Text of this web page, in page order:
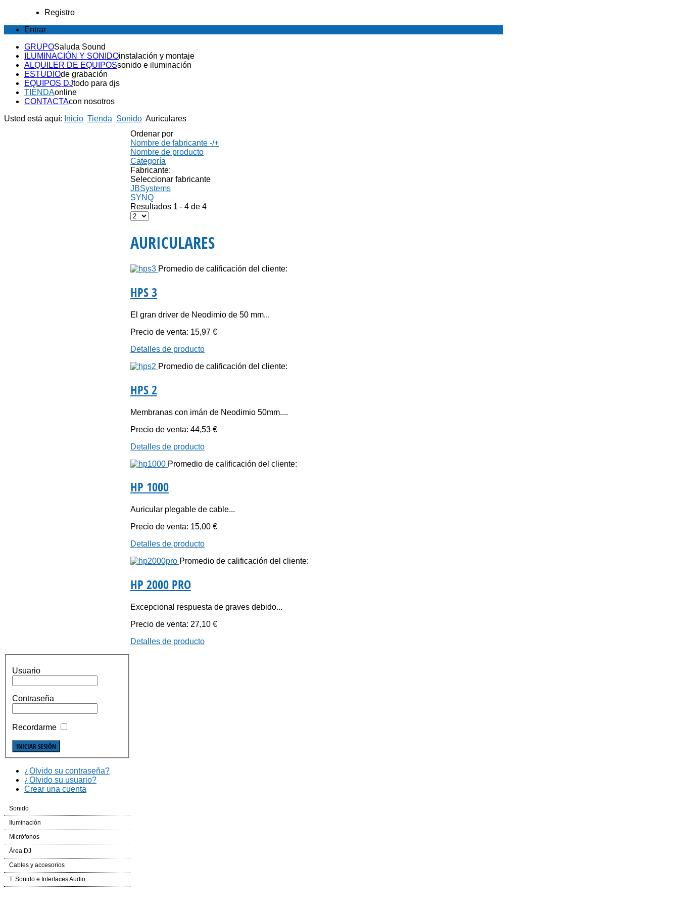
Registro
Entrar
GRUPOSaluda Sound
ILUMINACIÓN Y SONIDOinstalación y montaje
ALQUILER DE EQUIPOSsonido e iluminación
ESTUDIOde grabación
EQUIPOS DJtodo para djs
TIENDAonline
CONTACTAcon nosotros
Usted está aquí: Inicio Tienda Sonido Auriculares
Ordenar por
Nombre de fabricante -/+
Nombre de producto
Categoría
Fabricante:
Seleccionar fabricante
JBSystems
SYNQ
Resultados 1 - 4 de 4
AURICULARES
Promedio de calificación del cliente:
HPS 3
El gran driver de Neodimio de 50 mm...
Precio de venta: 15,97 €
Detalles de producto
Promedio de calificación del cliente:
HPS 2
Membranas con imán de Neodimio 50mm....
Precio de venta: 44,53 €
Detalles de producto
Promedio de calificación del cliente:
HP 1000
Auricular plegable de cable...
Precio de venta: 15,00 €
Detalles de producto
Promedio de calificación del cliente:
HP 2000 PRO
Excepcional respuesta de graves debido...
Precio de venta: 27,10 €
Detalles de producto
Usuario
Contraseña
Recordarme
¿Olvido su contraseña?
¿Olvido su usuario?
Crear una cuenta
Sonido
Cajas Automplificadas
Etapas de potencia y amplificadores
Dinámica
Auriculares
Iluminación
Efectos LED
Cabezas LED
Controladores
Micrófonos
Inalámbricos
Conferencias e Instalación
Voz e Instrumentos
Área DJ
CD´S
Mesas de Mezcla
Cables y accesorios
Iluminación y corriente
T. Sonido e Interfaces Audio